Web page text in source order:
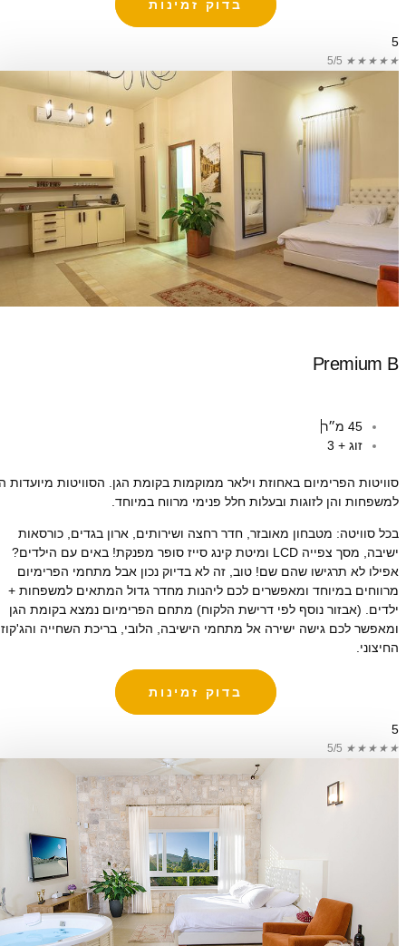
בדוק זמינות
★
★
★
★
★
5/5
Premium B
45 מ״ר
זוג + 3
סוויטות הפרימיום באחוזת וילאר ממוקמות בקומת הגן. הסוויטות מיועדות הן
למשפחות והן לזוגות ובעלות חלל פנימי מרווח במיוחד.
בכל סוויטה: מטבחון מאובזר, חדר רחצה ושירותים, ארון בגדים, כורסאות
ישיבה, מסך צפייה LCD ומיטת קינג סייז סופר מפנקת! באים עם הילדים?
אפילו לא תרגישו שהם שם! טוב, זה לא בדיוק נכון אבל מתחמי הפרימיום
מרווחים במיוחד ומאפשרים לכם ליהנות מחדר גדול המתאים למשפחות +
ילדים. (אבזור נוסף לפי דרישת הלקוח) מתחם הפרימיום נמצא בקומת הגן
ומאפשר לכם גישה ישירה אל מתחמי הישיבה, הלובי, בריכת השחייה והג'קוזי
החיצוני.
בדוק זמינות
★
★
★
★
★
5/5